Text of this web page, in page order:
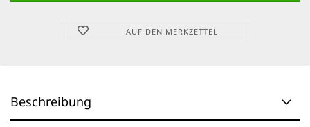
AUF DEN MERKZETTEL
Beschreibung